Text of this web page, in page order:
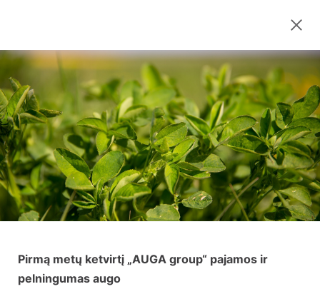
Pirmą metų ketvirtį „AUGA group“ pajamos ir
pelningumas augo